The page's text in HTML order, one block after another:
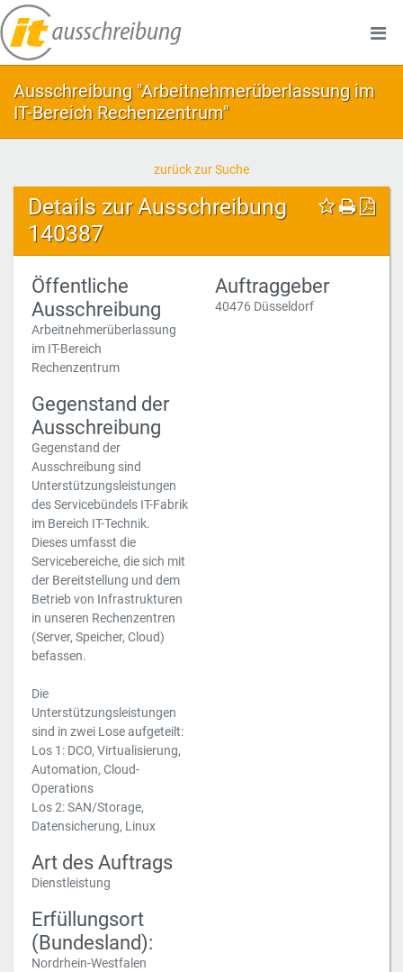
Ausschreibung "Arbeitnehmerüberlassung im
IT-Bereich Rechenzentrum"
zurück zur Suche
Details zur Ausschreibung
140387
Öffentliche
Ausschreibung
Arbeitnehmerüberlassung
im IT-Bereich
Rechenzentrum
Gegenstand der
Ausschreibung
Gegenstand der
Ausschreibung sind
Unterstützungsleistungen
des Servicebündels IT-Fabrik
im Bereich IT-Technik.
Dieses umfasst die
Servicebereiche, die sich mit
der Bereitstellung und dem
Betrieb von Infrastrukturen
in unseren Rechenzentren
(Server, Speicher, Cloud)
befassen.
Die
Unterstützungsleistungen
sind in zwei Lose aufgeteilt:
Los 1: DCO, Virtualisierung,
Automation, Cloud-
Operations
Los 2: SAN/Storage,
Datensicherung, Linux
Art des Auftrags
Dienstleistung
Erfüllungsort
(Bundesland):
Nordrhein-Westfalen
Auftraggeber
40476 Düsseldorf